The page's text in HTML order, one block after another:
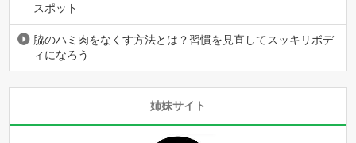
スポット
脇のハミ肉をなくす方法とは？習慣を見直してスッキリボデ
ィになろう
姉妹サイト